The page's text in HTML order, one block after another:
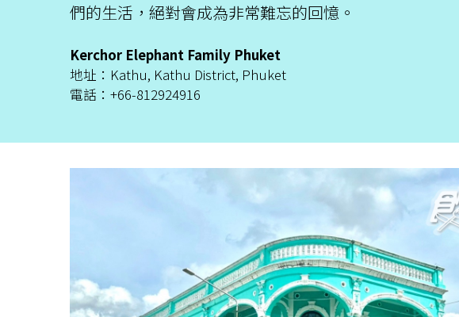
們的生活，絕對會成為非常難忘的回憶。
Kerchor​ Elephant​ Family​ Phuket
地址：Kathu, Kathu District, Phuket
電話：+66-812924916